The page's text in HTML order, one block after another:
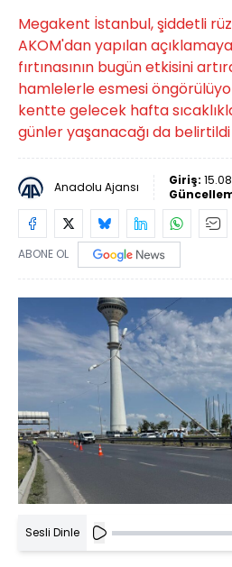
Megakent İstanbul, şiddetli
AKOM'dan yapılan
fırtınasının bugün etkisini
hamlelerle esmesi
kentte gelecek hafta
günler yaşanacağı da belirtildi
Anadolu Ajansı Giriş:
ABONE OL
Sesli Dinle